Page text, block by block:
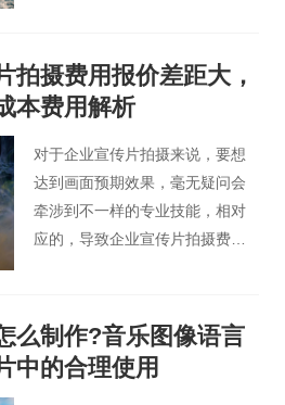
让人感觉很舒服，从而产生记忆
点。
拍摄费用报价差距大，
本费用解析
对于企业宣传片拍摄来说，要想
达到画面预期效果，毫无疑问会
牵涉到不一样的专业技能，相对
应的，导致企业宣传片拍摄费用
片价格为事例，为您进行不同形
式广告片拍摄成本费用解析。
么制作?音乐图像语言
中的合理使用